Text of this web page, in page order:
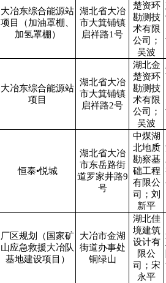
大冶东综合能源站
项目（加油罩棚、
加氢罩棚）
湖北省大冶
市大箕铺镇
启祥路1号
楚资环
勘测技
术有限
公司；
吴波
大冶东综合能源站
项目
湖北省大冶
市大箕铺镇
启祥路2号
湖北金
楚资环
勘测技
术有限
公司；
吴波
恒泰•悦城
湖北省大冶
市东岳路街
道罗家井路9
号
中煤湖
北地质
勘察基
础工程
有限公
司；刘
新平
厂区规划（国家矿
山应急救援大冶队
基地建设项目）
大冶市金湖
街道办事处
铜绿山
湖北佳
境建筑
设计有
限公
司；宋
永平